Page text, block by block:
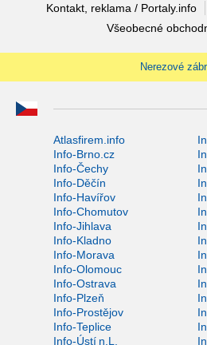
Kontakt, reklama / Portaly.info
Všeobecné
Nerezové
Atlasfirem.info
Info-Brno.cz
Info-Čechy
Info-Děčín
Info-Havířov
Info-Chomutov
Info-Jihlava
Info-Kladno
Info-Morava
Info-Olomouc
Info-Ostrava
Info-Plzeň
Info-Prostějov
Info-Teplice
Info-Ústí n.L.